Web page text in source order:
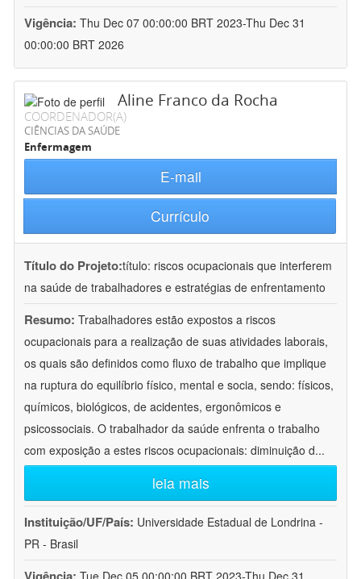
Vigência: Thu Dec 07 00:00:00 BRT 2023-Thu Dec 31
00:00:00 BRT 2026
Aline Franco da Rocha
COORDENADOR(A)
CIÊNCIAS DA SAÚDE
Enfermagem
E-mail
Currículo
Título do Projeto:título: riscos ocupacionais que interferem
na saúde de trabalhadores e estratégias de enfrentamento
Resumo: Trabalhadores estão expostos a riscos
ocupacionais para a realização de suas atividades laborais,
os quais são definidos como fluxo de trabalho que implique
na ruptura do equilíbrio físico, mental e socia, sendo: físicos,
químicos, biológicos, de acidentes, ergonômicos e
psicossociais. O trabalhador da saúde enfrenta o trabalho
com exposição a estes riscos ocupacionais: diminuição d...
leia mais
Instituição/UF/País: Universidade Estadual de Londrina -
PR - Brasil